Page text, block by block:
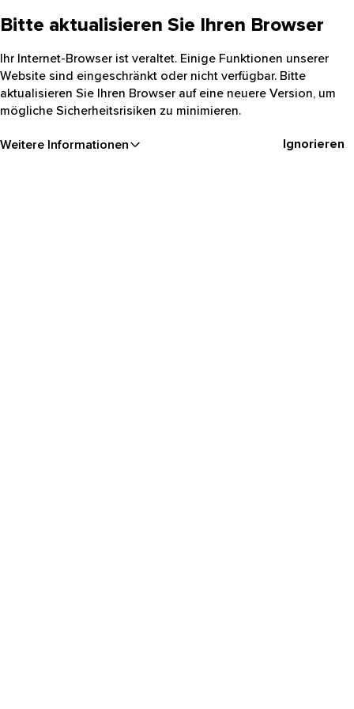
Bitte aktualisieren Sie Ihren Browser
Ihr Internet-Browser ist veraltet. Einige Funktionen unserer
Website sind eingeschränkt oder nicht verfügbar. Bitte
aktualisieren Sie Ihren Browser auf eine neuere Version, um
mögliche Sicherheitsrisiken zu minimieren.
Weitere Informationen Ignorieren